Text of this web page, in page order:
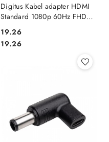
Digitus Kabel adapter HDMI
Standard 1080p 60Hz FHD
M/M czarny 2m
Cena:
19.26
Cena:
19.26